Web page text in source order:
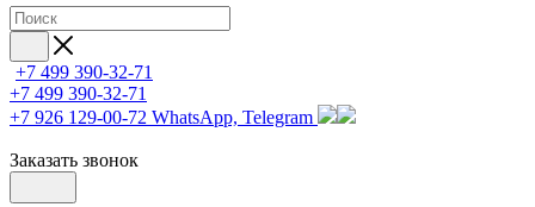
+7 499 390-32-71
+7 499 390-32-71
+7 926 129-00-72 WhatsApp, Telegram
Заказать звонок